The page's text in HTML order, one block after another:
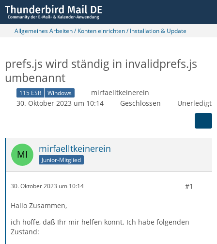
Allgemeines Arbeiten / Konten einrichten / Installation & Update
prefs.js wird ständig in invalidprefs.js
umbenannt
115 ESR Windows
mirfaelltkeinerein
30. Oktober 2023 um 10:14
Geschlossen Unerledigt
mirfaelltkeinerein
Junior-Mitglied
30. Oktober 2023 um 10:14 #1
Hallo Zusammen,
ich hoffe, daß Ihr mir helfen könnt. Ich habe folgenden
Zustand: